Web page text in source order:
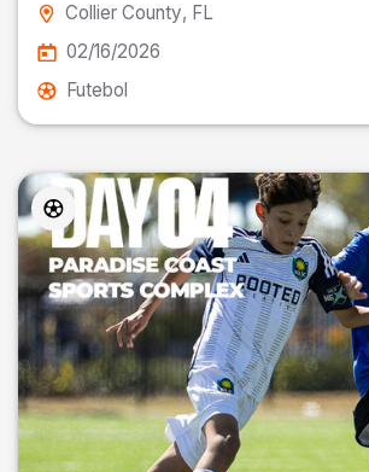
Collier County, FL
02/16/2026
Futebol